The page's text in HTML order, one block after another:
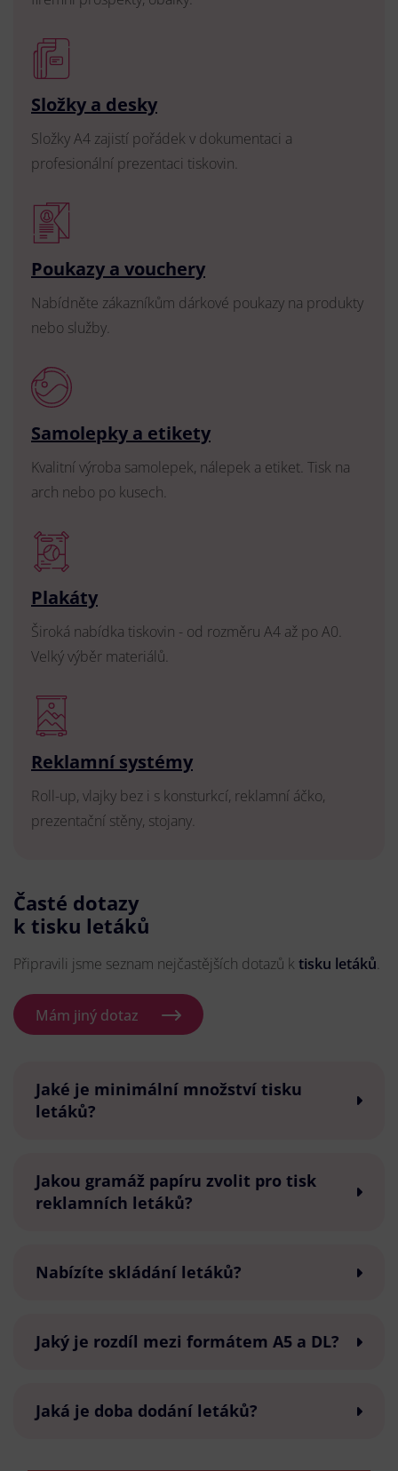
Složky a desky
Složky A4 zajistí pořádek v dokumentaci a
profesionální prezentaci tiskovin.
Poukazy a vouchery
Nabídněte zákazníkům dárkové poukazy na produkty
nebo služby.
Samolepky a etikety
Kvalitní výroba samolepek, nálepek a etiket. Tisk na
arch nebo po kusech.
Plakáty
Široká nabídka tiskovin - od rozměru A4 až po A0.
Velký výběr materiálů.
Reklamní systémy
Roll-up, vlajky bez i s konsturkcí, reklamní áčko,
prezentační stěny, stojany.
Časté dotazy
k tisku letáků
Připravili jsme seznam nejčastějších dotazů k tisku letáků.
Mám jiný dotaz
Jaké je minimální množství tisku
letáků?
Jakou gramáž papíru zvolit pro tisk
reklamních letáků?
Nabízíte skládání letáků?
Jaký je rozdíl mezi formátem A5 a DL?
Jaká je doba dodání letáků?